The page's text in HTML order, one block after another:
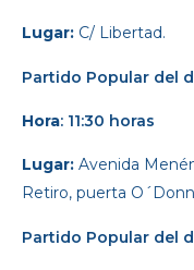
Lugar: C/ Libertad.
Partido Popular del
Hora: 11:30 horas
Lugar: Avenida
Retiro, puerta
Partido Popular del